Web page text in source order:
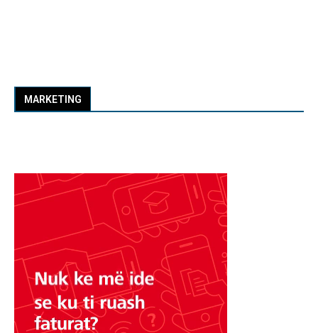
MARKETING